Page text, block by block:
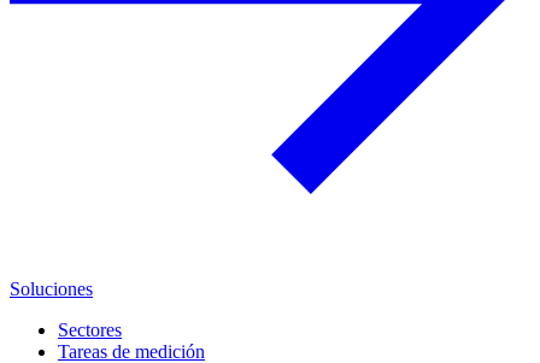
Soluciones
Sectores
Tareas de medición